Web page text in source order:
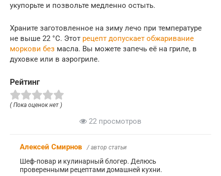
укупорьте и позвольте медленно остыть.
Храните заготовленное на зиму лечо при температуре
не выше 22 °C. Этот рецепт допускает обжаривание
моркови без масла. Вы можете запечь её на гриле, в
духовке или в аэрогриле.
Рейтинг
( Пока оценок нет )
22 просмотров
Алексей Смирнов / автор статьи
Шеф-повар и кулинарный блогер. Делюсь
проверенными рецептами домашней кухни.